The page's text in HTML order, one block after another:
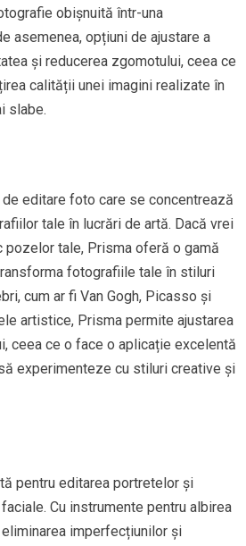
obișnuită într-una
asemenea, opțiuni de ajustare a
și reducerea zgomotului, ceea ce
calității unei imagini realizate în
slabe.
editare foto care se concentrează
tale în lucrări de artă. Dacă vrei
pozelor tale, Prisma oferă o gamă
fotografiile tale în stiluri
cum ar fi Van Gogh, Picasso și
artistice, Prisma permite ajustarea
ceea ce o face o aplicație excelentă
experimenteze cu stiluri creative și
pentru editarea portretelor și
Cu instrumente pentru albirea
imperfecțiunilor și